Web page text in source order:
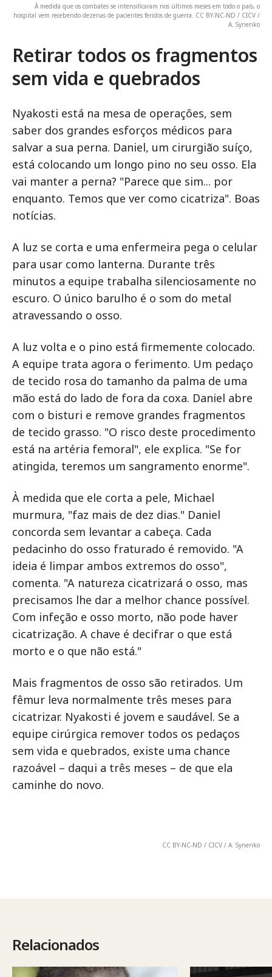
À medida que os combates se intensificaram nos últimos meses em todo o país, o
hospital vem recebendo dezenas de pacientes feridos de guerra. CC BY-NC-ND / CICV /
A. Synenko
Retirar todos os fragmentos
sem vida e quebrados
Nyakosti está na mesa de operações, sem
saber dos grandes esforços médicos para
salvar a sua perna. Daniel, um cirurgião suíço,
está colocando um longo pino no seu osso. Ela
vai manter a perna? "Parece que sim... por
enquanto. Temos que ver como cicatriza". Boas
notícias.
A luz se corta e uma enfermeira pega o celular
para usar como lanterna. Durante três
minutos a equipe trabalha silenciosamente no
escuro. O único barulho é o som do metal
atravessando o osso.
A luz volta e o pino está firmemente colocado.
A equipe trata agora o ferimento. Um pedaço
de tecido rosa do tamanho da palma de uma
mão está do lado de fora da coxa. Daniel abre
com o bisturi e remove grandes fragmentos
de tecido grasso. "O risco deste procedimento
está na artéria femoral", ele explica. "Se for
atingida, teremos um sangramento enorme".
À medida que ele corta a pele, Michael
murmura, "faz mais de dez dias." Daniel
concorda sem levantar a cabeça. Cada
pedacinho do osso fraturado é removido. "A
ideia é limpar ambos extremos do osso",
comenta. "A natureza cicatrizará o osso, mas
precisamos lhe dar a melhor chance possível.
Com infeção e osso morto, não pode haver
cicatrização. A chave é decifrar o que está
morto e o que não está."
Mais fragmentos de osso são retirados. Um
fêmur leva normalmente três meses para
cicatrizar. Nyakosti é jovem e saudável. Se a
equipe cirúrgica remover todos os pedaços
sem vida e quebrados, existe uma chance
razoável – daqui a três meses – de que ela
caminhe do novo.
CC BY-NC-ND / CICV / A. Synenko
Relacionados